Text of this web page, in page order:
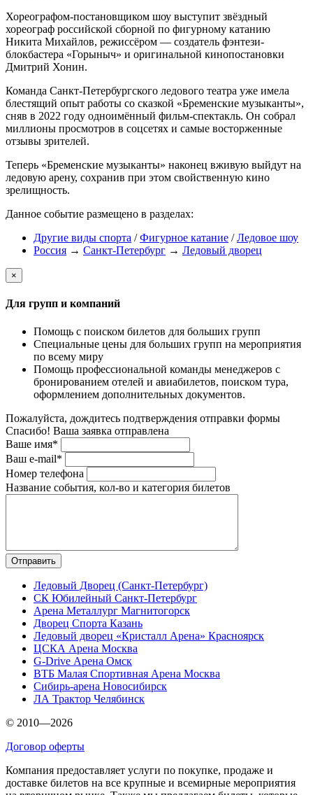
Хореографом-постановщиком шоу выступит звёздный
хореограф российской сборной по фигурному катанию
Никита Михайлов, режиссёром — создатель фэнтези-
блокбастера «Горыныч» и оригинальной кинопостановки
Дмитрий Хонин.
Команда Санкт-Петербургского ледового театра уже имела
блестящий опыт работы со сказкой «Бременские музыканты»,
сняв в 2022 году одноимённый фильм-спектакль. Он собрал
миллионы просмотров в соцсетях и самые восторженные
отзывы зрителей.
Теперь «Бременские музыканты» наконец вживую выйдут на
ледовую арену, сохранив при этом свойственную кино
зрелищность.
Данное событие размещено в разделах:
Другие виды спорта /Фигурное катание /Ледовое шоу
Россия → Санкт-Петербург → Ледовый дворец
×
Для групп и компаний
Помощь с поиском билетов для больших групп
Специальные цены для больших групп на мероприятия
по всему миру
Помощь профессиональной команды менеджеров с
бронированием отелей и авиабилетов, поиском тура,
оформлением дополнительных документов.
Пожалуйста, дождитесь подтверждения отправки формы
Спасибо! Ваша заявка отправлена
Ваше имя*
Ваш e-mail*
Номер телефона
Название события, кол-во и категория билетов
Ледовый Дворец (Санкт-Петербург)
СК Юбилейный Санкт-Петербург
Арена Металлург Магнитогорск
Дворец Спорта Казань
Ледовый дворец «Кристалл Арена» Красноярск
ЦСКА Арена Москва
G-Drive Арена Омск
ВТБ Малая Спортивная Арена Москва
Сибирь-арена Новосибирск
ЛА Трактор Челябинск
© 2010—2026
Договор оферты
Компания предоставляет услуги по покупке, продаже и
доставке билетов на все крупные и всемирные мероприятия